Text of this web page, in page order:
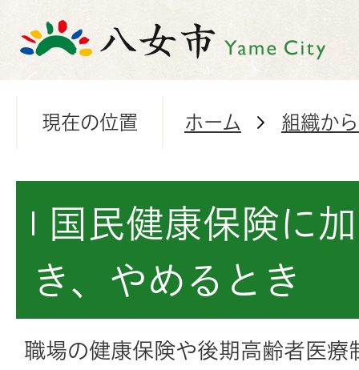
現在の位置 ホーム 組織か
国民健康保険に
き、やめるとき
職場の健康保険や後期高齢者医療